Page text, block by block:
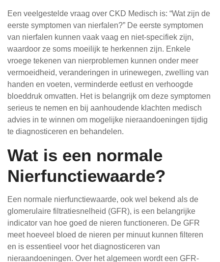
Een veelgestelde vraag over CKD Medisch is: “Wat zijn de
eerste symptomen van nierfalen?” De eerste symptomen
van nierfalen kunnen vaak vaag en niet-specifiek zijn,
waardoor ze soms moeilijk te herkennen zijn. Enkele
vroege tekenen van nierproblemen kunnen onder meer
vermoeidheid, veranderingen in urinewegen, zwelling van
handen en voeten, verminderde eetlust en verhoogde
bloeddruk omvatten. Het is belangrijk om deze symptomen
serieus te nemen en bij aanhoudende klachten medisch
advies in te winnen om mogelijke nieraandoeningen tijdig
te diagnosticeren en behandelen.
Wat is een normale
Nierfunctiewaarde?
Een normale nierfunctiewaarde, ook wel bekend als de
glomerulaire filtratiesnelheid (GFR), is een belangrijke
indicator van hoe goed de nieren functioneren. De GFR
meet hoeveel bloed de nieren per minuut kunnen filteren
en is essentieel voor het diagnosticeren van
nieraandoeningen. Over het algemeen wordt een GFR-